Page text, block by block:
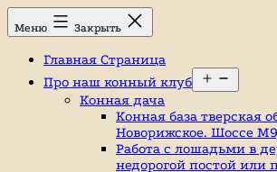
Перейти
к
Конный
клуб,
Ромашково,
лошади,
Меню Закрыть
Главная Страница
Про наш конный клуб
меню
Конная дача
Конная база тверская
Новорижское. Шоссе
Работа с лошадьми в
недорогой постой или